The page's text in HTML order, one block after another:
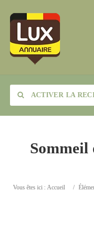
ACTIVER LA
Sommeil
Vous êtes ici : Accueil /